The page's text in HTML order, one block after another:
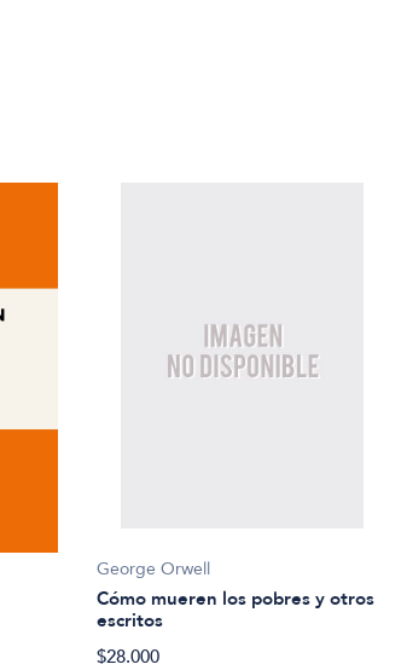
George Orwell
Cómo mueren los pobres y otros
escritos
$28.000